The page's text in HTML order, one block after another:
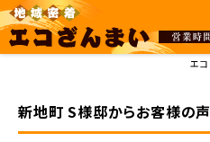
エ
新地町 S様邸からお客様の声